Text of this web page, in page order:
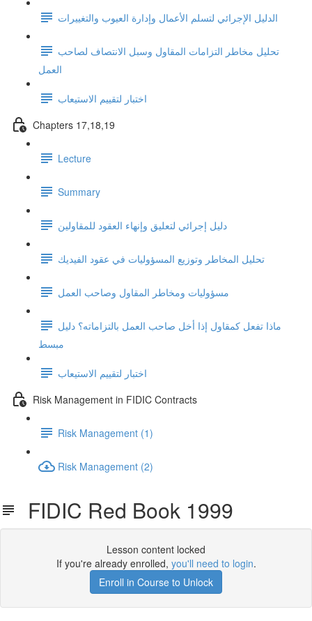
الدليل الإجرائي لتسلم الأعمال وإدارة العيوب والتغييرات
تحليل مخاطر التزامات المقاول وسبل الانتصاف لصاحب
العمل
اختبار لتقييم الاستيعاب
Chapters 17,18,19
Lecture
Summary
دليل إجرائي لتعليق وإنهاء العقود للمقاولين
تحليل المخاطر وتوزيع المسؤوليات في عقود الفيديك
مسؤوليات ومخاطر المقاول وصاحب العمل
ماذا تفعل كمقاول إذا أخل صاحب العمل بالتزاماته؟ دليل
مبسط
اختبار لتقييم الاستيعاب
Risk Management in FIDIC Contracts
Risk Management (1)
Risk Management (2)
FIDIC Red Book 1999
Lesson content locked
If you're already enrolled, you'll need to login.
Enroll in Course to Unlock